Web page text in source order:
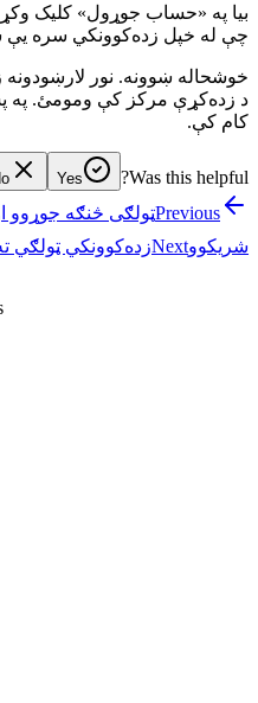
بیا په «حساب جوړول» کلیک
چې له خپل زده‌کوونکي سره
خوشحاله ښوونه. نور
د زده‌کړې مرکز کې ومومئ. په
کام کې.
Was this helpful?
Yes
Previousټولګی څنګه جوړوو
شریکووNextزده‌کوونکي ټولګي